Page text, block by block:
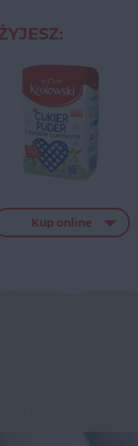
Kup online